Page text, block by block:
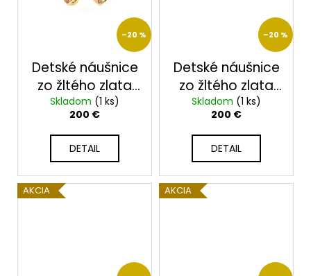
–20 %
Detské náušnice
zo žltého zlata
2325/Z/C
Skladom (1 ks)
200 €
DETAIL
–20 %
Detské náušnice
zo žltého zlata
2325/Z/R
Skladom (1 ks)
200 €
DETAIL
AKCIA AKCIA